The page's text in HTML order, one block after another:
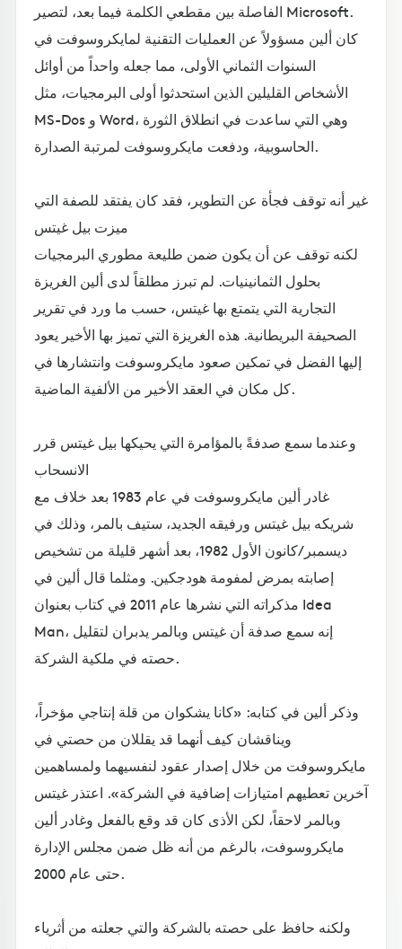
الفاصلة بين مقطعي الكلمة فيما بعد، لتصير Microsoft.
كان ألين مسؤولاً عن العمليات التقنية لمايكروسوفت في
السنوات الثماني الأولى، مما جعله واحداً من أوائل
الأشخاص القليلين الذين استحدثوا أولى البرمجيات، مثل
MS-Dos و Word، وهي التي ساعدت في انطلاق الثورة
الحاسوبية، ودفعت مايكروسوفت لمرتبة الصدارة.
غير أنه توقف فجأة عن التطوير، فقد كان يفتقد للصفة التي
ميزت بيل غيتس
لكنه توقف عن أن يكون ضمن طليعة مطوري البرمجيات
بحلول الثمانينيات. لم تبرز مطلقاً لدى ألين الغريزة
التجارية التي يتمتع بها غيتس، حسب ما ورد في تقرير
الصحيفة البريطانية. هذه الغريزة التي تميز بها الأخير يعود
إليها الفضل في تمكين صعود مايكروسوفت وانتشارها في
كل مكان في العقد الأخير من الألفية الماضية.
وعندما سمع صدفةً بالمؤامرة التي يحيكها بيل غيتس قرر
الانسحاب
غادر ألين مايكروسوفت في عام 1983 بعد خلاف مع
شريكه بيل غيتس ورفيقه الجديد، ستيف بالمر، وذلك في
ديسمبر/كانون الأول 1982، بعد أشهر قليلة من تشخيص
إصابته بمرض لمفومة هودجكين. ومثلما قال ألين في
مذكراته التي نشرها عام 2011 في كتاب بعنوان Idea
Man، إنه سمع صدفة أن غيتس وبالمر يدبران لتقليل
حصته في ملكية الشركة.
وذكر ألين في كتابه: «كانا يشكوان من قلة إنتاجي مؤخراً،
ويناقشان كيف أنهما قد يقللان من حصتي في
مايكروسوفت من خلال إصدار عقود لنفسيهما ولمساهمين
آخرين تعطيهم امتيازات إضافية في الشركة». اعتذر غيتس
وبالمر لاحقاً، لكن الأذى كان قد وقع بالفعل وغادر ألين
مايكروسوفت، بالرغم من أنه ظل ضمن مجلس الإدارة
حتى عام 2000.
ولكنه حافظ على حصته بالشركة والتي جعلته من أثرياء